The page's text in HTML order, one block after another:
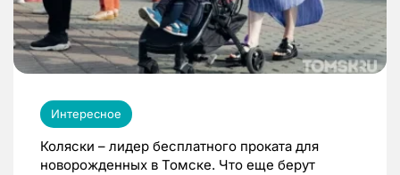
Интересное
Коляски – лидер бесплатного проката для
новорожденных в Томске. Что еще берут